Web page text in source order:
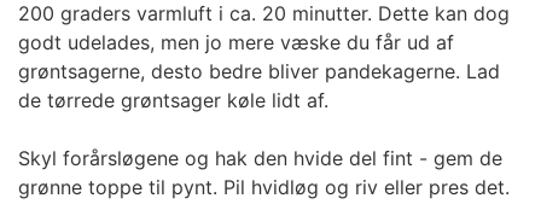
200 graders varmluft i ca. 20 minutter. Dette kan dog
godt udelades, men jo mere væske du får ud af
grøntsagerne, desto bedre bliver pandekagerne. Lad
de tørrede grøntsager køle lidt af.
Skyl forårsløgene og hak den hvide del fint - gem de
grønne toppe til pynt. Pil hvidløg og riv eller pres det.